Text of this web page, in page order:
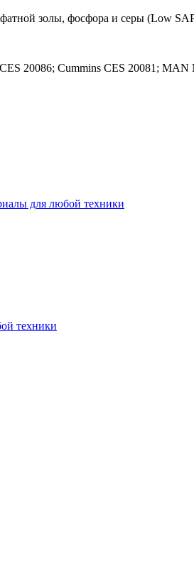
золы, фосфора и серы (Low
20086; Cummins CES 20081;